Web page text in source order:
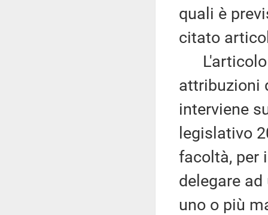
quali è
citato
L'articolo
attribuzioni
interviene
legislativo
facoltà, per
delegare
uno o più